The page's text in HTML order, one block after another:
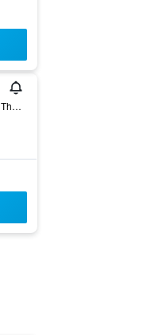
69 Moo 8 Ban Klongtob, Amphoe Ko Lanta, Thailand